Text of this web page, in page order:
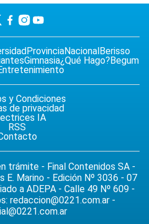
ProvinciaNacionalBerisso
Gimnasia¿Qué Hago?Begum
y Condiciones
de privacidad
IA
RSS
trámite - Final Contenidos SA -
E. Marino - Edición Nº 3036 - 07
a ADEPA - Calle 49 Nº 609 -
redaccion@0221.com.ar -